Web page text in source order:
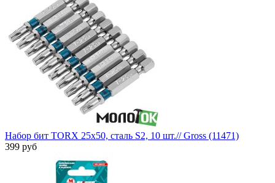
Набор бит TORX 25х50, сталь S2, 10 шт.// Gross (11471)
399 руб